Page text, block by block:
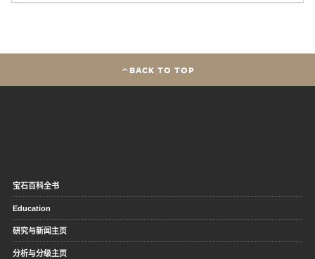
BACK TO TOP
宝石百科全书
Education
研究与新闻主页
分析与分级主页